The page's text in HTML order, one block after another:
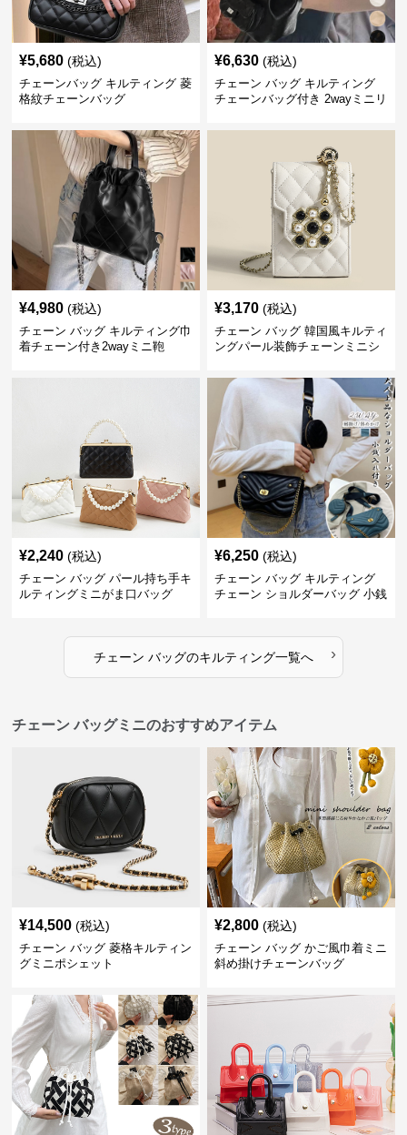
¥5,680 (税込)
チェーンバッグ キルティング 菱
格紋チェーンバッグ
¥6,630 (税込)
チェーン バッグ キルティング
チェーンバッグ付き 2wayミニリ
¥4,980 (税込)
チェーン バッグ キルティング巾
着チェーン付き2wayミニ鞄
¥3,170 (税込)
チェーン バッグ 韓国風キルティ
ングパール装飾チェーンミニシ
¥2,240 (税込)
チェーン バッグ パール持ち手キ
ルティングミニがま口バッグ
¥6,250 (税込)
チェーン バッグ キルティング
チェーン ショルダーバッグ 小銭
チェーン バッグのキルティング一覧へ ›
チェーン バッグミニのおすすめアイテム
¥14,500 (税込)
チェーン バッグ 菱格キルティン
グミニポシェット
¥2,800 (税込)
チェーン バッグ かご風巾着ミニ
斜め掛けチェーンバッグ